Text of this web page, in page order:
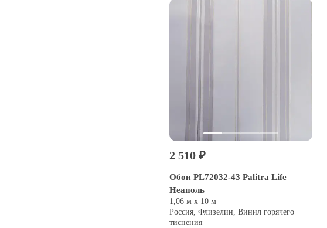
2 510 ₽
Обои PL72032-43 Palitra Life
Неаполь
1,06 м х 10 м
Россия, Флизелин, Винил горячего
тиснения